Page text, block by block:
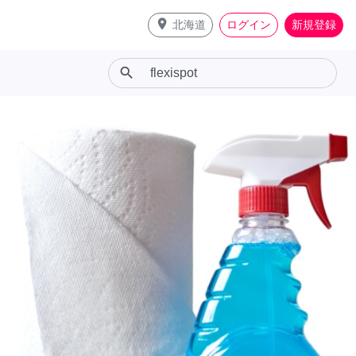
place 北海道 ログイン 新規登録
search